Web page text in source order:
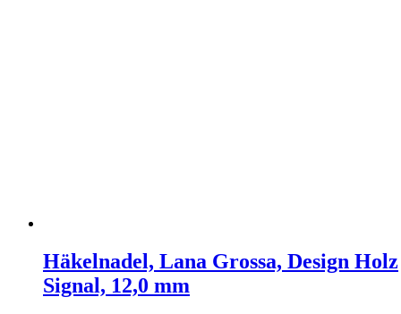
Häkelnadel, Lana Grossa, Design Holz
Signal, 12,0 mm